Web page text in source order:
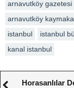
arnavutköy gazetesi
arnavutköy
istanbul
istanbul
kanal istanbul
Horasanlılar